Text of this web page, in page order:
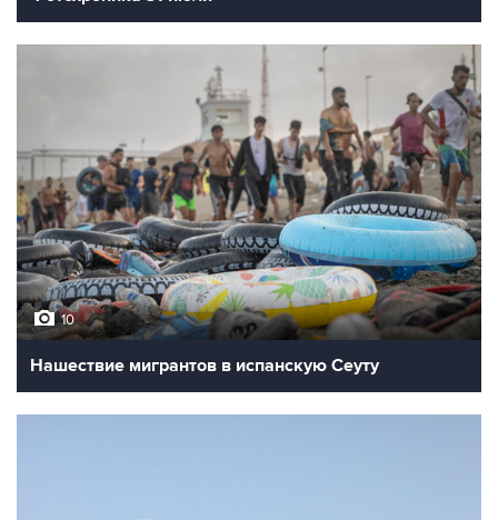
10
Нашествие мигрантов в испанскую Сеуту